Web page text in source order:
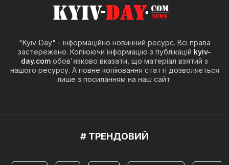
"Kyiv-Day" - інформаційно новинний ресурс. Всі права
застережено. Копіюючи інформацію з публікацій kyiv-
day.com обов'язково вказати, що матеріал взятий з
нашого ресурсу. А повне копіювання статті дозволяється
лише з посиланням на наш сайт.
# ТРЕНДОВИЙ